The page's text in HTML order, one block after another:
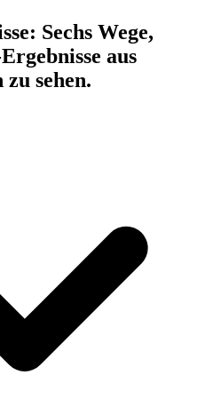
Sechs Wege,
aus
sehen.